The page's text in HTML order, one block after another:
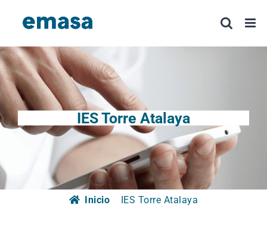
IES Torre Atalaya
Inicio IES Torre Atalaya